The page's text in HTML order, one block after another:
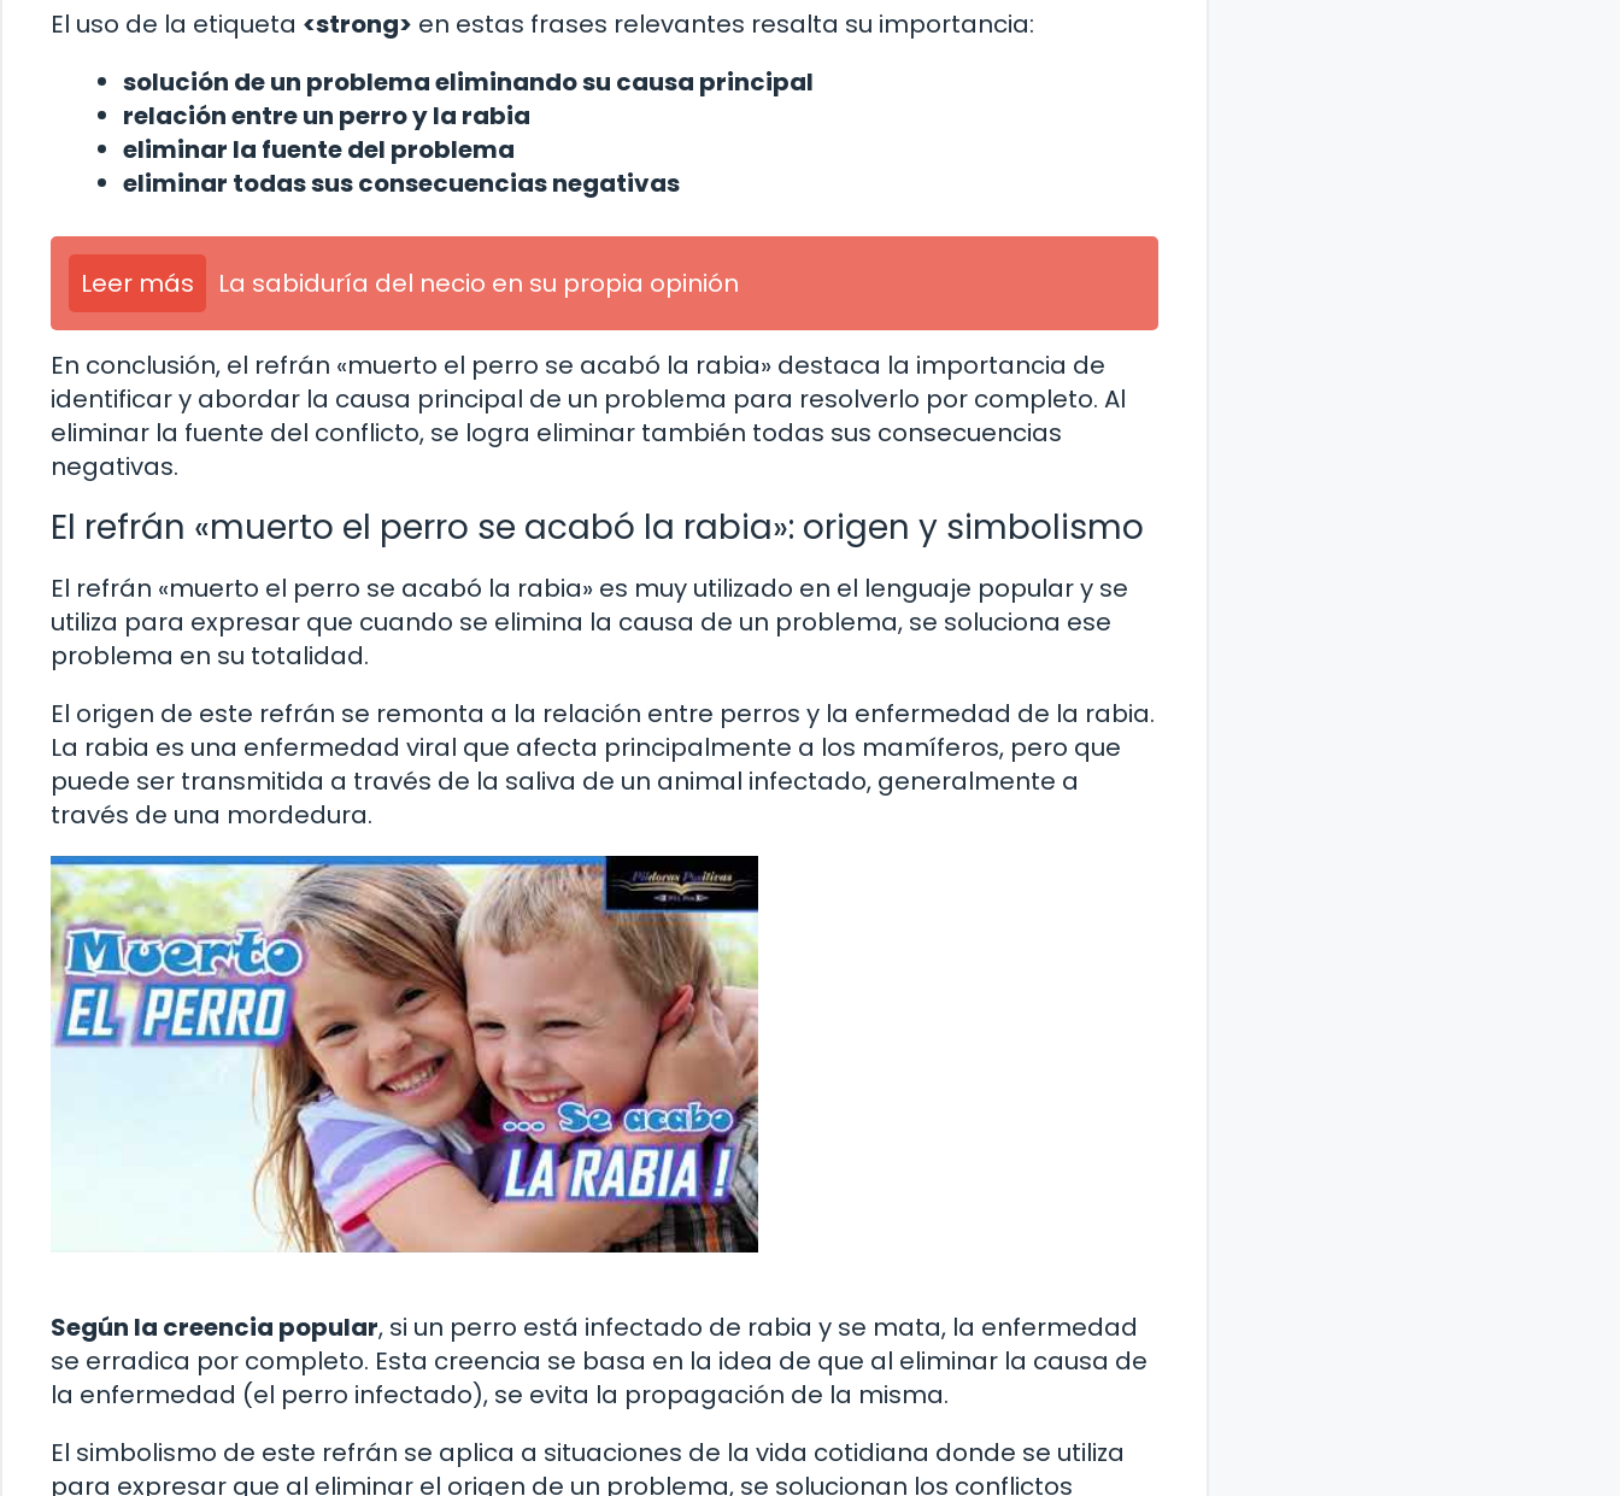
El uso de la etiqueta <strong> en estas frases relevantes resalta su importancia:
solución de un problema eliminando su causa principal
relación entre un perro y la rabia
eliminar la fuente del problema
eliminar todas sus consecuencias negativas
Leer más La sabiduría del necio en su propia opinión
En conclusión, el refrán «muerto el perro se acabó la rabia» destaca la importancia de
identificar y abordar la causa principal de un problema para resolverlo por completo. Al
eliminar la fuente del conflicto, se logra eliminar también todas sus consecuencias
negativas.
El refrán «muerto el perro se acabó la rabia»: origen y simbolismo
El refrán «muerto el perro se acabó la rabia» es muy utilizado en el lenguaje popular y se
utiliza para expresar que cuando se elimina la causa de un problema, se soluciona ese
problema en su totalidad.
El origen de este refrán se remonta a la relación entre perros y la enfermedad de la rabia.
La rabia es una enfermedad viral que afecta principalmente a los mamíferos, pero que
puede ser transmitida a través de la saliva de un animal infectado, generalmente a
través de una mordedura.
Según la creencia popular, si un perro está infectado de rabia y se mata, la enfermedad
se erradica por completo. Esta creencia se basa en la idea de que al eliminar la causa de
la enfermedad (el perro infectado), se evita la propagación de la misma.
El simbolismo de este refrán se aplica a situaciones de la vida cotidiana donde se utiliza
para expresar que al eliminar el origen de un problema, se solucionan los conflictos